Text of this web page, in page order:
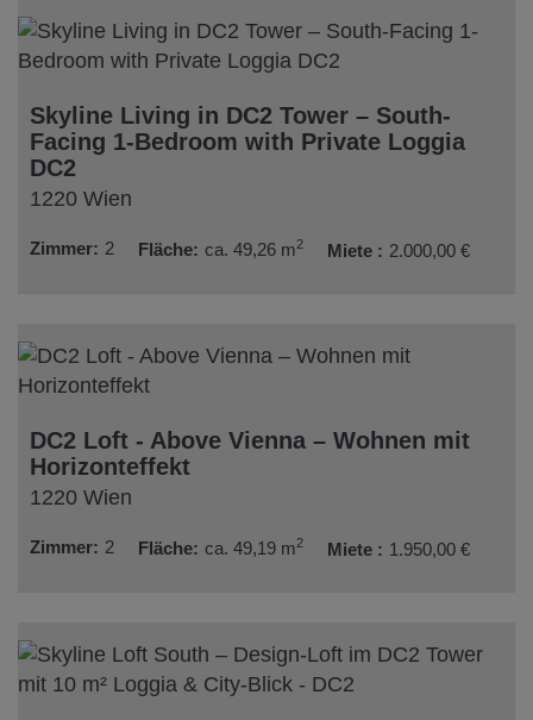
Skyline Living in DC2 Tower – South-
Facing 1-Bedroom with Private Loggia
DC2
1220 Wien
Zimmer 2 Fläche ca. 49,26 m2 Miete 2.000,00 €
DC2 Loft - Above Vienna – Wohnen mit
Horizonteffekt
1220 Wien
Zimmer 2 Fläche ca. 49,19 m2 Miete 1.950,00 €